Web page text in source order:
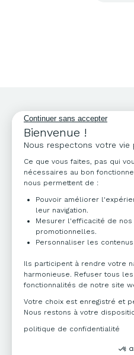
NOS
04 76 96 82 06
ZI Technisud,
109 rue
38100 Grenoble